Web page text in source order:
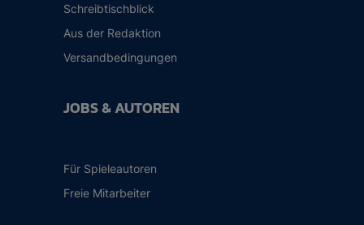
Schreibtischblick
Aus der Redaktion
Versandbedingungen
JOBS & AUTOREN
Für Spieleautoren
Freie Mitarbeiter